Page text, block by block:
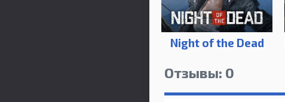
Night of the Dead
Отзывы: 0